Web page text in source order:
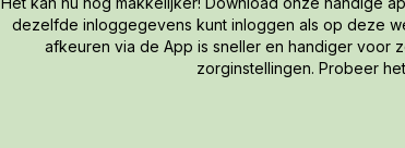
dezelfde inloggegevens kunt inloggen als op deze
afkeuren via de App is sneller en handiger voor
zorginstellingen. Probeer